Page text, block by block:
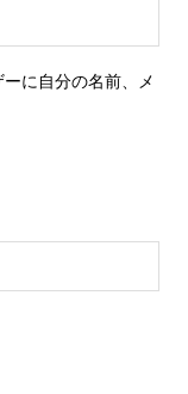
に自分の名前、メ